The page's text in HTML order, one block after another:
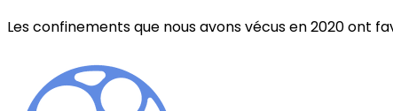
Les confinements que nous avons vécus en 2020 ont